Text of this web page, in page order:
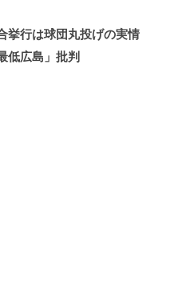
挙行は球団丸投げの実情
低広島」批判